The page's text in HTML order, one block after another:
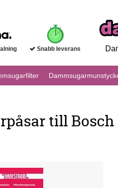
Snabb leverans
till Bosch